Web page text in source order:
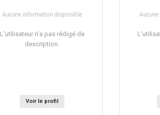
Aucune information disponible
L’utilisateur n’a pas rédigé de
description.
Voir le profil